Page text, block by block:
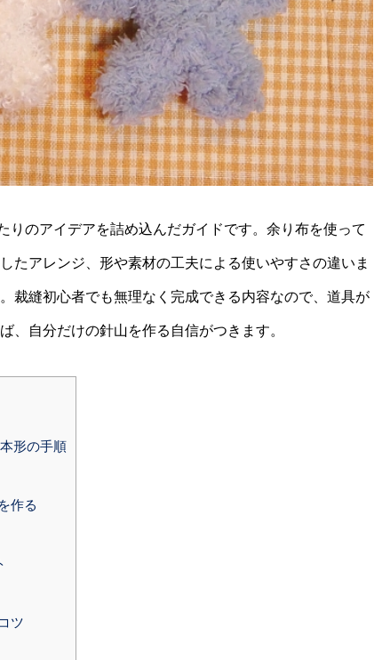
りのアイデアを詰め込んだガイドです。余り布を使って
たアレンジ、形や素材の工夫による使いやすさの違いま
裁縫初心者でも無理なく完成できる内容なので、道具が
、自分だけの針山を作る自信がつきます。
形の手順
作る
ツ